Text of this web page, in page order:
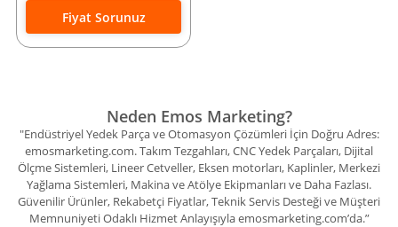
Fiyat Sorunuz
Neden Emos Marketing?
"Endüstriyel Yedek Parça ve Otomasyon Çözümleri İçin Doğru Adres:
emosmarketing.com. Takım Tezgahları, CNC Yedek Parçaları, Dijital
Ölçme Sistemleri, Lineer Cetveller, Eksen motorları, Kaplinler, Merkezi
Yağlama Sistemleri, Makina ve Atölye Ekipmanları ve Daha Fazlası.
Güvenilir Ürünler, Rekabetçi Fiyatlar, Teknik Servis Desteği ve Müşteri
Memnuniyeti Odaklı Hizmet Anlayışıyla emosmarketing.com’da.”